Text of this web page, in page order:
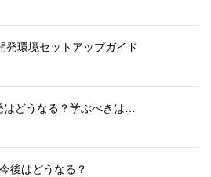
発環境セットアップガイド
どうなる？学ぶべきは…
後はどうなる？